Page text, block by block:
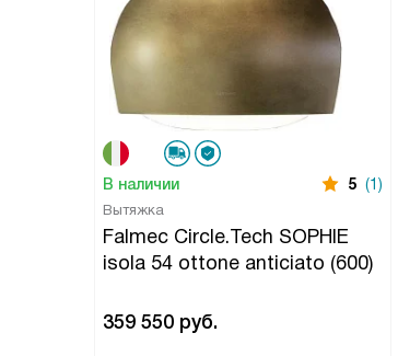
В наличии 5 (1)
Вытяжка
Falmec Circle.Tech SOPHIE
isola 54 ottone anticiato (600)
359 550 руб.